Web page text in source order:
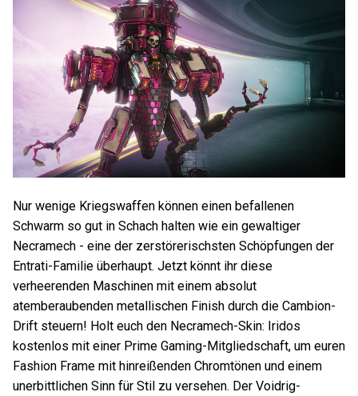
Nur wenige Kriegswaffen können einen befallenen
Schwarm so gut in Schach halten wie ein gewaltiger
Necramech - eine der zerstörerischsten Schöpfungen der
Entrati-Familie überhaupt. Jetzt könnt ihr diese
verheerenden Maschinen mit einem absolut
atemberaubenden metallischen Finish durch die Cambion-
Drift steuern! Holt euch den Necramech-Skin: Iridos
kostenlos mit einer Prime Gaming-Mitgliedschaft, um euren
Fashion Frame mit hinreißenden Chromtönen und einem
unerbittlichen Sinn für Stil zu versehen. Der Voidrig-